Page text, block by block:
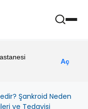
Aç
Şankroid Neden
ve Tedavisi